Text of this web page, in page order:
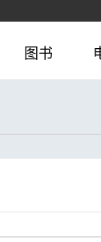
图书